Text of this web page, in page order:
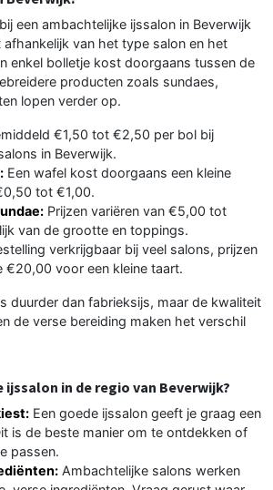
een ambachtelijke ijssalon in Beverwijk
van het type salon en het
enkel bolletje kost doorgaans tussen de
producten zoals sundaes,
lopen verder op.
€1,50 tot €2,50 per bol bij
in Beverwijk.
Een wafel kost doorgaans een kleine
tot €1,00.
Prijzen variëren van €5,00 tot
van de grootte en toppings.
verkrijgbaar bij veel salons, prijzen
€20,00 voor een kleine taart.
duurder dan fabrieksijs, maar de kwaliteit
de verse bereiding maken het verschil
ijssalon in de regio van Beverwijk?
Een goede ijssalon geeft je graag een
is de beste manier om te ontdekken of
passen.
Ambachtelijke salons werken